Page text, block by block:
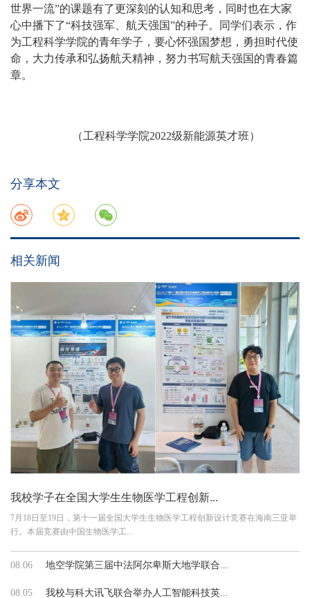
世界一流”的课题有了更深刻的认知和思考，同时也在大家
心中播下了“科技强军、航天强国”的种子。同学们表示，作
为工程科学学院的青年学子，要心怀强国梦想，勇担时代使
命，大力传承和弘扬航天精神，努力书写航天强国的青春篇
章。
（工程科学学院2022级新能源英才班）
分享本文
相关新闻
我校学子在全国大学生生物医学工程创新...
7月18日至19日，第十一届全国大学生生物医学工程创新设计竞赛在海南三亚举
行。本届竞赛由中国生物医学工...
08.06 地空学院第三届中法阿尔卑斯大地学联合...
08.05 我校与科大讯飞联合举办人工智能科技英...